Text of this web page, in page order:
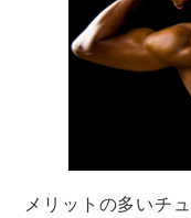
メリットの多いチ